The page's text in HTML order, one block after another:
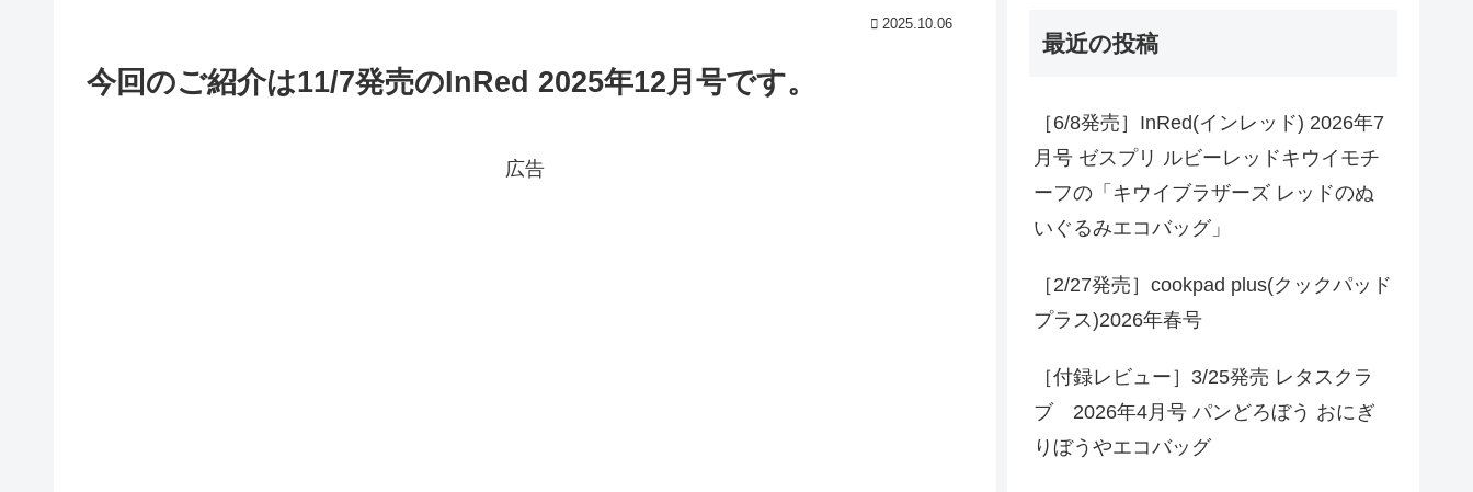
2025.10.06
今回のご紹介は11/7発売のInRed 2025年12月号です。
広告
最近の投稿
［6/8発売］InRed(インレッド) 2026年7
月号 ゼスプリ ルビーレッドキウイモチ
ーフの「キウイブラザーズ レッドのぬ
いぐるみエコバッグ」
［2/27発売］cookpad plus(クックパッド
プラス)2026年春号
［付録レビュー］3/25発売 レタスクラ
ブ 2026年4月号 パンどろぼう おにぎ
りぼうやエコバッグ